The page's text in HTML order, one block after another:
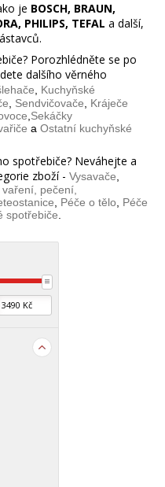
je BOSCH, BRAUN,
PHILIPS, TEFAL a další,
Porozhlédněte se po
dalšího věrného
Kuchyňské
Sendvičovače
Kráječe
Sekáčky
aOstatní kuchyňské
spotřebiče? Neváhejte a
zboží -Vysavače
vaření, pečení,
Péče o tělo Péče
spotřebiče